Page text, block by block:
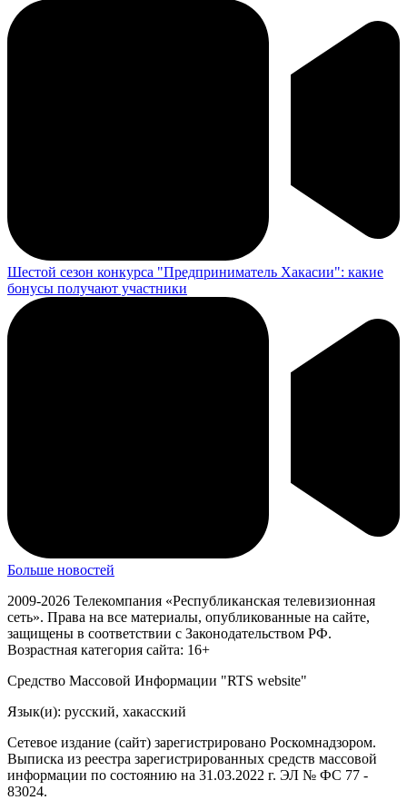
Шестой сезон конкурса "Предприниматель Хакасии": какие
бонусы получают участники
Больше новостей
2009-2026 Телекомпания «Республиканская телевизионная
сеть». Права на все материалы, опубликованные на сайте,
защищены в соответствии с Законодательством РФ.
Возрастная категория сайта: 16+
Средство Массовой Информации "RTS website"
Язык(и): русский, хакасский
Сетевое издание (сайт) зарегистрировано Роскомнадзором.
Выписка из реестра зарегистрированных средств массовой
информации по состоянию на 31.03.2022 г. ЭЛ № ФС 77 -
83024.